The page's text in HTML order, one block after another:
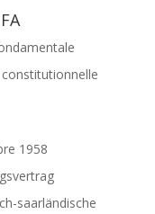
constitutionnelle
1958
saarländische